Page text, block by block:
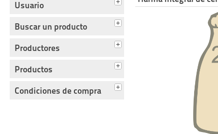
Usuario
Buscar un producto
Productores
Productos
Condiciones de compra